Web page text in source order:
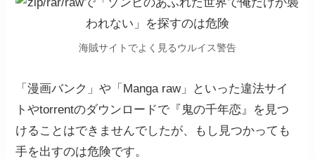
海賊サイトでよく見るウルイス警告
「漫画バンク」や「Manga raw」といった違法サイ
トやtorrentのダウンロードで『鬼の千年恋』を見つ
けることはできませんでしたが、もし見つかっても
手を出すのは危険です。